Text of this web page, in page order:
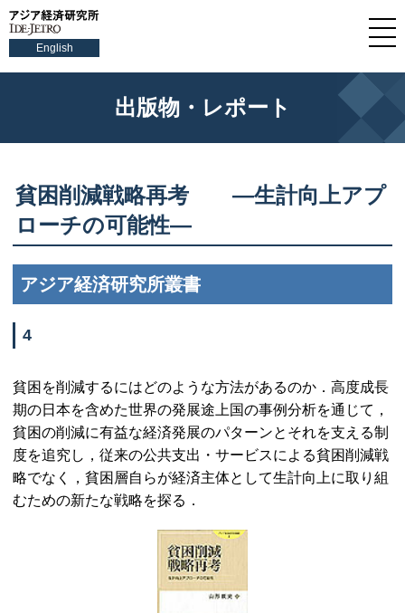
English
出版物・レポート
貧困削減戦略再考 —生計向上アプ
ローチの可能性—
アジア経済研究所叢書
4
貧困を削減するにはどのような方法があるのか．高度成長
期の日本を含めた世界の発展途上国の事例分析を通じて，
貧困の削減に有益な経済発展のパターンとそれを支える制
度を追究し，従来の公共支出・サービスによる貧困削減戦
略でなく，貧困層自らが経済主体として生計向上に取り組
むための新たな戦略を探る．